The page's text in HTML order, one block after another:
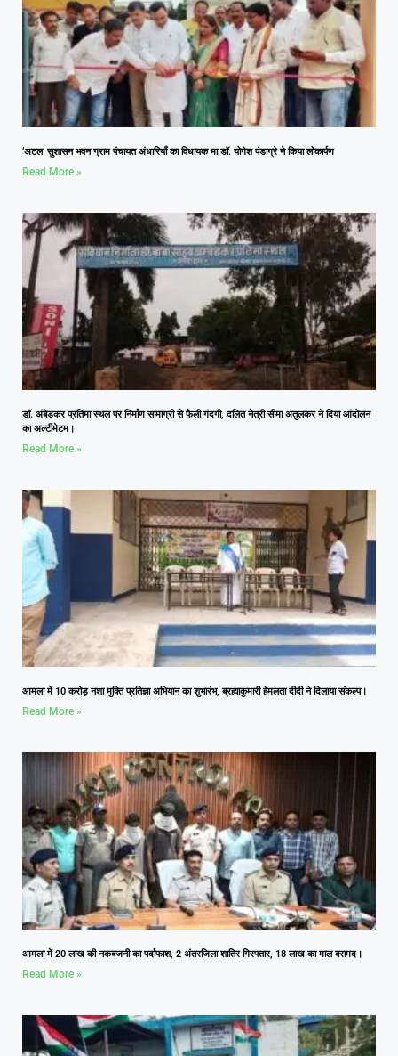
‘अटल’ सुशासन भवन ग्राम पंचायत अंधारियाँ का विधायक मा.डॉ. योगेश पंडाग्रे ने किया लोकार्पण
Read More »
डॉ. अंबेडकर प्रतिमा स्थल पर निर्माण सामाग्री से फैली गंदगी, दलित नेत्री सीमा अतुलकर ने दिया आंदोलन
का अल्टीमेटम।
Read More »
आमला में 10 करोड़ नशा मुक्ति प्रतिज्ञा अभियान का शुभारंभ, ब्रह्माकुमारी हेमलता दीदी ने दिलाया संकल्प।
Read More »
आमला में 20 लाख की नकबजनी का पर्दाफाश, 2 अंतरजिला शातिर गिरफ्तार, 18 लाख का माल बरामद।
Read More »